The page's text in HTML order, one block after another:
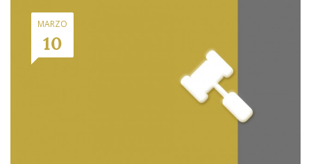
MARZO
10